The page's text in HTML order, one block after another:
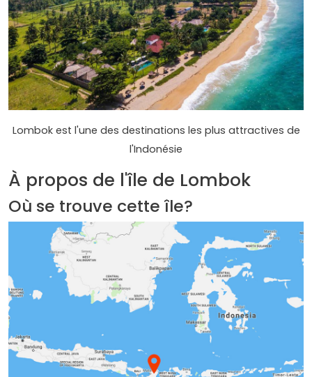
Lombok est l'une des destinations les plus attractives de
l'Indonésie
À propos de l'île de Lombok
Où se trouve cette île?